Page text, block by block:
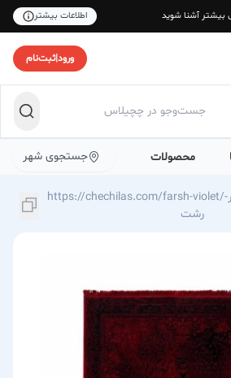
بیشتر آشنا شوید اطلاعات بیشتر
ورود|ثبت‌نام
محصولات جستجوی شهر
https://chechilas.com/farsh-violet/فروشگاه-فرش-ویولت-در-
رشت